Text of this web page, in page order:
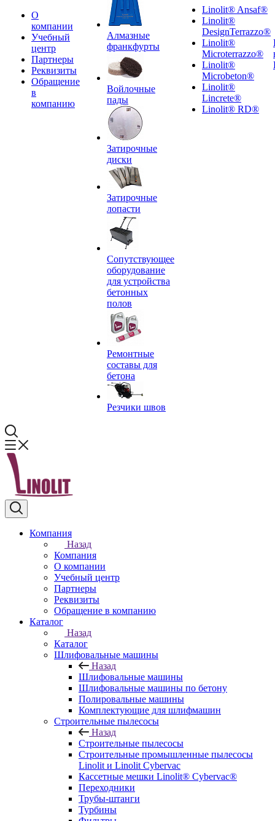
О
компании
Учебный
центр
Партнеры
Реквизиты
Обращение
в
компанию
Алмазные
франкфурты
Войлочные
пады
Затирочные
диски
Затирочные
лопасти
Сопутствующее
оборудование
для устройства
бетонных
полов
Ремонтные
составы для
бетона
Резчики швов
Linolit® Ansaf®
Linolit®
DesignTerrazzo®
Linolit®
Microterrazzo®
Linolit®
Microbeton®
Linolit®
Lincrete®
Linolit® RD®
Компания
Назад
Компания
О компании
Учебный центр
Партнеры
Реквизиты
Обращение в компанию
Каталог
Назад
Каталог
Шлифовальные машины
Назад
Шлифовальные машины
Шлифовальные машины по бетону
Полировальные машины
Комплектующие для шлифмашин
Строительные пылесосы
Назад
Строительные пылесосы
Строительные промышленные пылесосы
Linolit и Linolit Cybervac
Кассетные мешки Linolit® Cybervac®
Переходники
Трубы-штанги
Турбины